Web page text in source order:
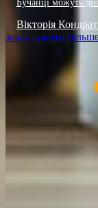
Бучанці можуть
Вікторія
завантажити